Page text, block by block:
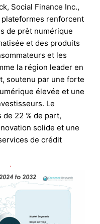
Social Finance Inc.,
plateformes renforcent
de prêt numérique
et des produits
et les
la région leader en
soutenu par une forte
élevée et une
Le
de 22 % de part,
solide et une
de crédit